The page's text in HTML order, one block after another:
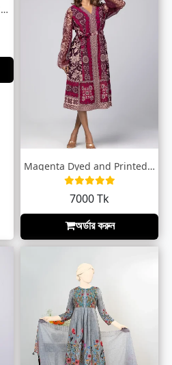
Moss Green Brush Painted & Printed G...
Magenta Dyed and Printed Georgette HERST...
7000 Tk
অর্ডার করুন